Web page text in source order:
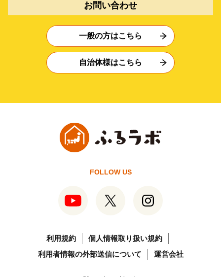
お問い合わせ
一般の方はこちら
自治体様はこちら
FOLLOW US
利用規約
個人情報取り扱い規約
利用者情報の外部送信について
運営会社